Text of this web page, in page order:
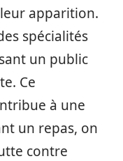
apparition.
spécialités
un public
Ce
à une
un repas, on
contre